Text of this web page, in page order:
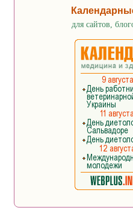
для сайтов,